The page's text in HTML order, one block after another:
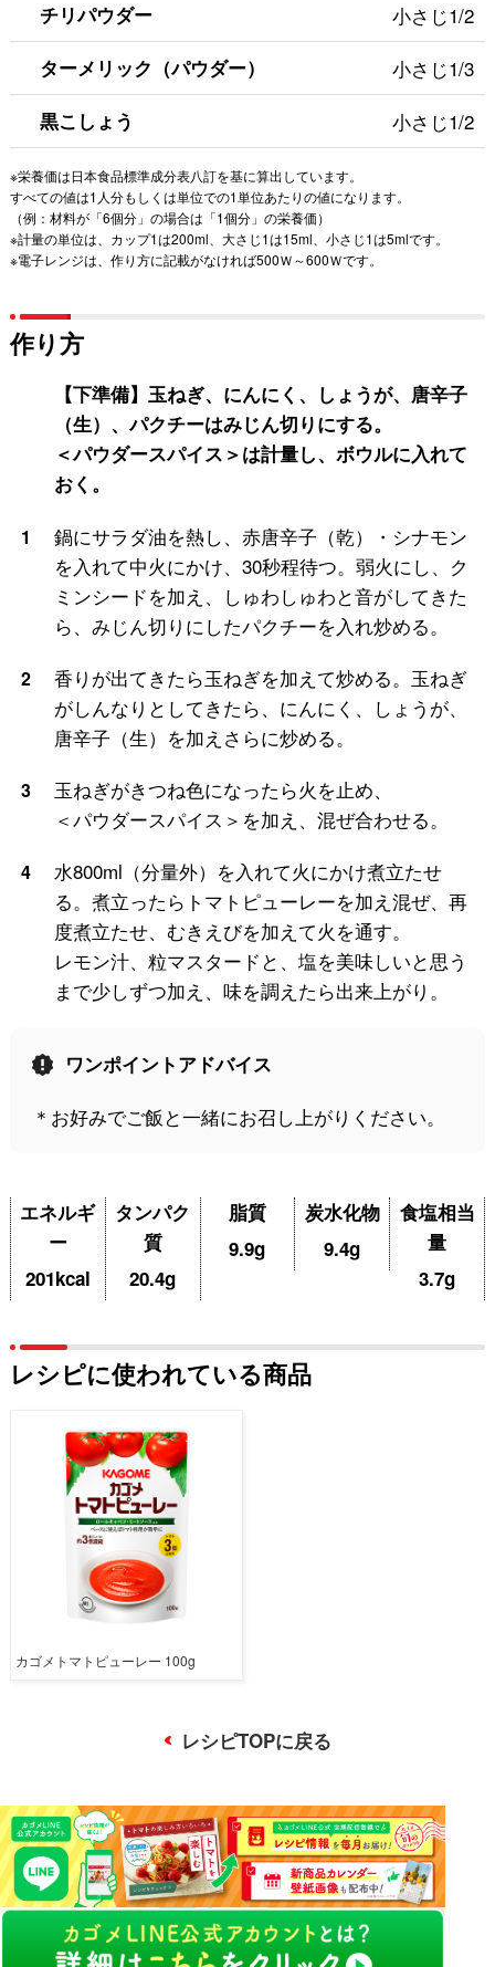
チリパウダー 小さじ1/2
ターメリック（パウダー） 小さじ1/3
黒こしょう 小さじ1/2
※栄養価は日本食品標準成分表八訂を基に算出しています。
すべての値は1人分もしくは単位での1単位あたりの値になります。
（例：材料が「6個分」の場合は「1個分」の栄養価）
※計量の単位は、カップ1は200ml、大さじ1は15ml、小さじ1は5mlです。
※電子レンジは、作り方に記載がなければ500Ｗ～600Ｗです。
作り方
【下準備】玉ねぎ、にんにく、しょうが、唐辛子
（生）、パクチーはみじん切りにする。
＜パウダースパイス＞は計量し、ボウルに入れて
おく。
1
鍋にサラダ油を熱し、赤唐辛子（乾）・シナモン
を入れて中火にかけ、30秒程待つ。弱火にし、ク
ミンシードを加え、しゅわしゅわと音がしてきた
ら、みじん切りにしたパクチーを入れ炒める。
2
香りが出てきたら玉ねぎを加えて炒める。玉ねぎ
がしんなりとしてきたら、にんにく、しょうが、
唐辛子（生）を加えさらに炒める。
3
玉ねぎがきつね色になったら火を止め、
＜パウダースパイス＞を加え、混ぜ合わせる。
4
水800ml（分量外）を入れて火にかけ煮立たせ
る。煮立ったらトマトピューレーを加え混ぜ、再
度煮立たせ、むきえびを加えて火を通す。
レモン汁、粒マスタードと、塩を美味しいと思う
まで少しずつ加え、味を調えたら出来上がり。
ワンポイントアドバイス
＊お好みでご飯と一緒にお召し上がりください。
エネルギ
ー
201kcal
タンパク
質
20.4g
脂質
9.9g
炭水化物
9.4g
食塩相当
量
3.7g
レシピに使われている商品
カゴメトマトピューレー 100g
レシピTOPに戻る